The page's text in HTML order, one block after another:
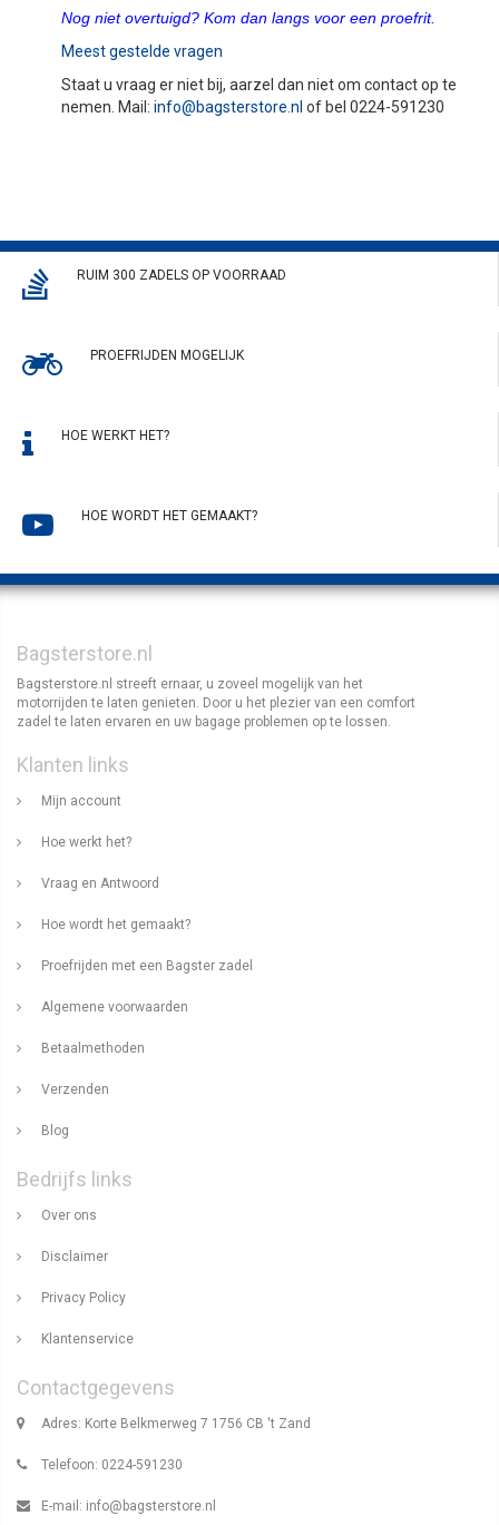
Nog niet overtuigd? Kom dan langs voor een proefrit.
Meest gestelde vragen
Staat u vraag er niet bij, aarzel dan niet om contact op te
nemen. Mail: info@bagsterstore.nl of bel 0224-591230
RUIM 300 ZADELS OP VOORRAAD
PROEFRIJDEN MOGELIJK
HOE WERKT HET?
HOE WORDT HET GEMAAKT?
Bagsterstore.nl
Bagsterstore.nl streeft ernaar, u zoveel mogelijk van het
motorrijden te laten genieten. Door u het plezier van een comfort
zadel te laten ervaren en uw bagage problemen op te lossen.
Klanten links
Mijn account
Hoe werkt het?
Vraag en Antwoord
Hoe wordt het gemaakt?
Proefrijden met een Bagster zadel
Algemene voorwaarden
Betaalmethoden
Verzenden
Blog
Bedrijfs links
Over ons
Disclaimer
Privacy Policy
Klantenservice
Contactgegevens
Adres: Korte Belkmerweg 7 1756 CB 't Zand
Telefoon: 0224-591230
E-mail: info@bagsterstore.nl